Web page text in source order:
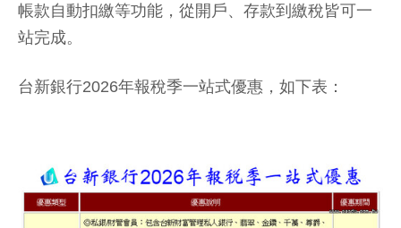
帳款自動扣繳等功能，從開戶、存款到繳稅皆可一
站完成。
台新銀行2026年報稅季一站式優惠，如下表：